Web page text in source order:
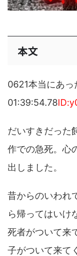
本文
0621本当にあ
01:39:54.78
だいすきだった
作での急死。心
出しました。
昔からのいわれ
ら帰ってはいけ
死者がついて来
子がついて来て